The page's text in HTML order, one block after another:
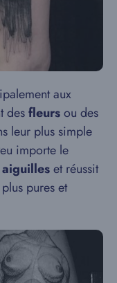
aux
desfleursou des
leur plus simple
importe le
aiguilleset réussit
pures et